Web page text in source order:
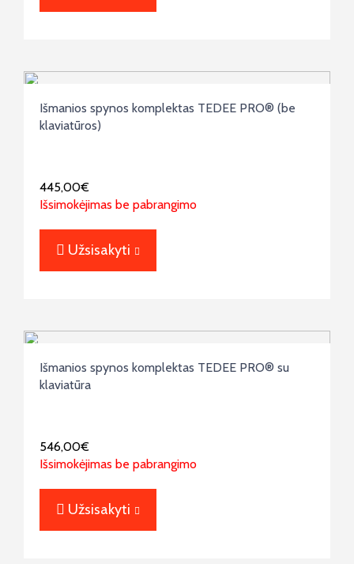
Išmanios spynos komplektas TEDEE PRO® (be
klaviatūros)
445,00€
Išsimokėjimas be pabrangimo
Užsisakyti
Išmanios spynos komplektas TEDEE PRO® su
klaviatūra
546,00€
Išsimokėjimas be pabrangimo
Užsisakyti